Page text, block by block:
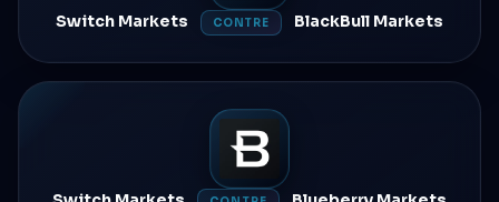
Switch Markets CONTRE BlackBull Markets